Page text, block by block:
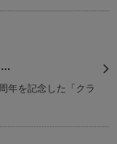
年を記念した「クラ